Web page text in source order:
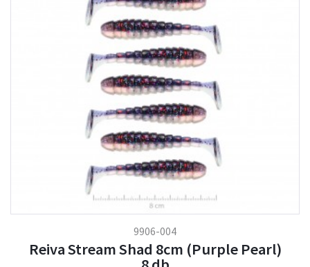
9906-004
Reiva Stream Shad 8cm (Purple Pearl)